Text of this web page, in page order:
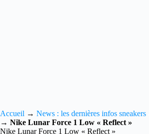
Accueil → News : les dernières infos sneakers
→ Nike Lunar Force 1 Low « Reflect »
Nike Lunar Force 1 Low « Reflect »